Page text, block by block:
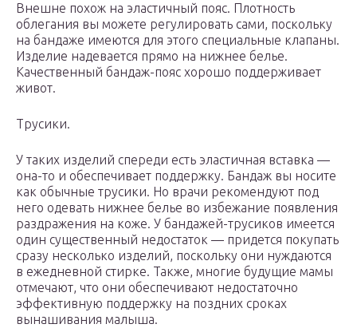
Внешне похож на эластичный пояс. Плотность
облегания вы можете регулировать сами, поскольку
на бандаже имеются для этого специальные клапаны.
Изделие надевается прямо на нижнее белье.
Качественный бандаж-пояс хорошо поддерживает
живот.
Трусики.
У таких изделий спереди есть эластичная вставка —
она-то и обеспечивает поддержку. Бандаж вы носите
как обычные трусики. Но врачи рекомендуют под
него одевать нижнее белье во избежание появления
раздражения на коже. У бандажей-трусиков имеется
один существенный недостаток — придется покупать
сразу несколько изделий, поскольку они нуждаются
в ежедневной стирке. Также, многие будущие мамы
отмечают, что они обеспечивают недостаточно
эффективную поддержку на поздних сроках
вынашивания малыша.